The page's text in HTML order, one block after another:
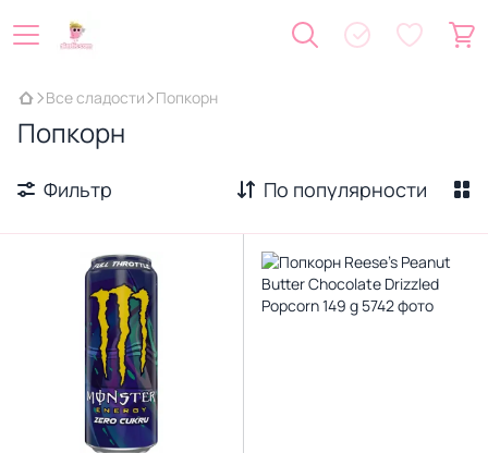
Все сладости Попкорн
Попкорн
Фильтр По популярности